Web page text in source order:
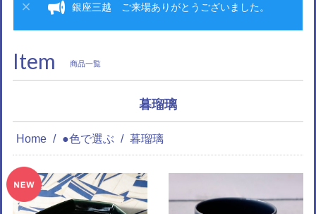
銀座三越 ご来場ありがとうございました。
Item 商品一覧
暮瑠璃
Home ●色で選ぶ 暮瑠璃